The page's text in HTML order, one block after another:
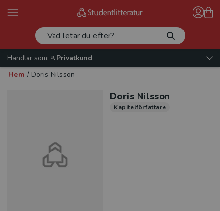
Handlar som:
Privatkund
Hem / Doris Nilsson
Doris Nilsson
Kapitelförfattare